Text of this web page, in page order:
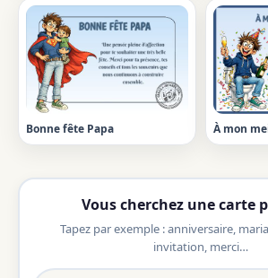
Bonne fête Papa À mon
Vous cherchez une carte
Tapez par exemple : anniversaire,
invitation, merci…